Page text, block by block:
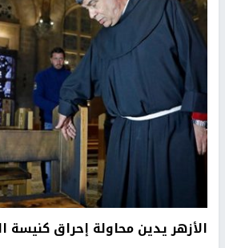
الأزهر يدين محاولة إحراق كنيسة